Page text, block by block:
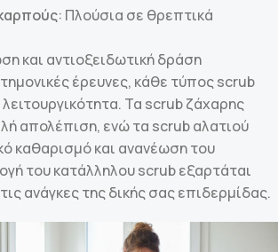
: Πλούσια σε θρεπτικά
και αντιοξειδωτική δράση
έρευνες, κάθε τύπος scrub
λειτουργικότητα. Τα scrub ζάχαρης
απολέπιση, ενώ τα scrub αλατιού
καθαρισμό και ανανέωση του
του κατάλληλου scrub εξαρτάται
ανάγκες της δικής σας επιδερμίδας.